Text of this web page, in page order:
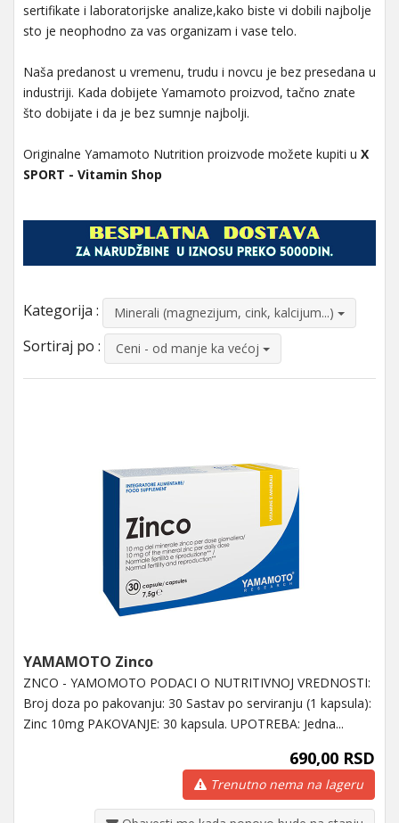
sertifikate i laboratorijske analize,kako biste vi dobili najbolje
sto je neophodno za vas organizam i vase telo.
Naša predanost u vremenu, trudu i novcu je bez presedana u
industriji. Kada dobijete Yamamoto proizvod, tačno znate
što dobijate i da je bez sumnje najbolji.
Originalne Yamamoto Nutrition proizvode možete kupiti u X
SPORT - Vitamin Shop
Kategorija : Minerali (magnezijum, cink, kalcijum...)
Sortiraj po : Ceni - od manje ka većoj
YAMAMOTO Zinco
ZNCO - YAMOMOTO PODACI O NUTRITIVNOJ VREDNOSTI:
Broj doza po pakovanju: 30 Sastav po serviranju (1 kapsula):
Zinc 10mg PAKOVANJE: 30 kapsula. UPOTREBA: Jedna...
690,00 RSD
Trenutno nema na lageru